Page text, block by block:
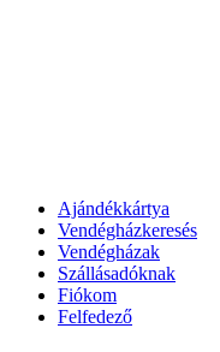
Ajándékkártya
Vendégházkeresés
Vendégházak
Szállásadóknak
Fiókom
Felfedező